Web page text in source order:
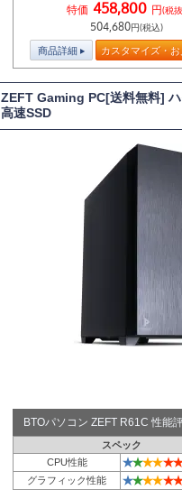
特価 458,800 円(税
504,680円(税込)
商品詳細 カスタマイズ・
ZEFT Gaming PC[送料無料]
高速SSD
BTOパソコン ZEFT R61C 性能
スペック
CPU性能
★★★★★★
グラフィック性能 ★★★★★★